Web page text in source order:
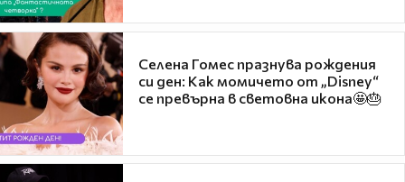
Селена Гомес празнува рождения
си ден: Как момичето от „Disney“
се превърна в световна икона🤩🎂